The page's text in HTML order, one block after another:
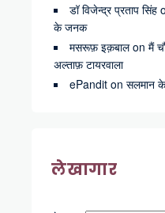
डॉ विजेन्द्र प्रताप सिंह
के जनक
मसरूफ़ इक़बालon मैं
अल्ताफ़ टायरवाला
ePandit on सलमान
लेखागार